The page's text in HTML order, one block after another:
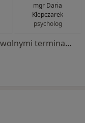
mgr Daria
Klepczarek
psycholog
Brak dostępnych specjalistów z wolnymi terminami w tym centrum medycznym.